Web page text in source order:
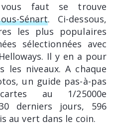
vous faut se trouve
Sénart. Ci-dessous,
les plus populaires
sélectionnées avec
Il y en a pour
niveaux. A chaque
un guide pas-à-pas
au 1/25000e
derniers jours, 596
au vert dans le coin.